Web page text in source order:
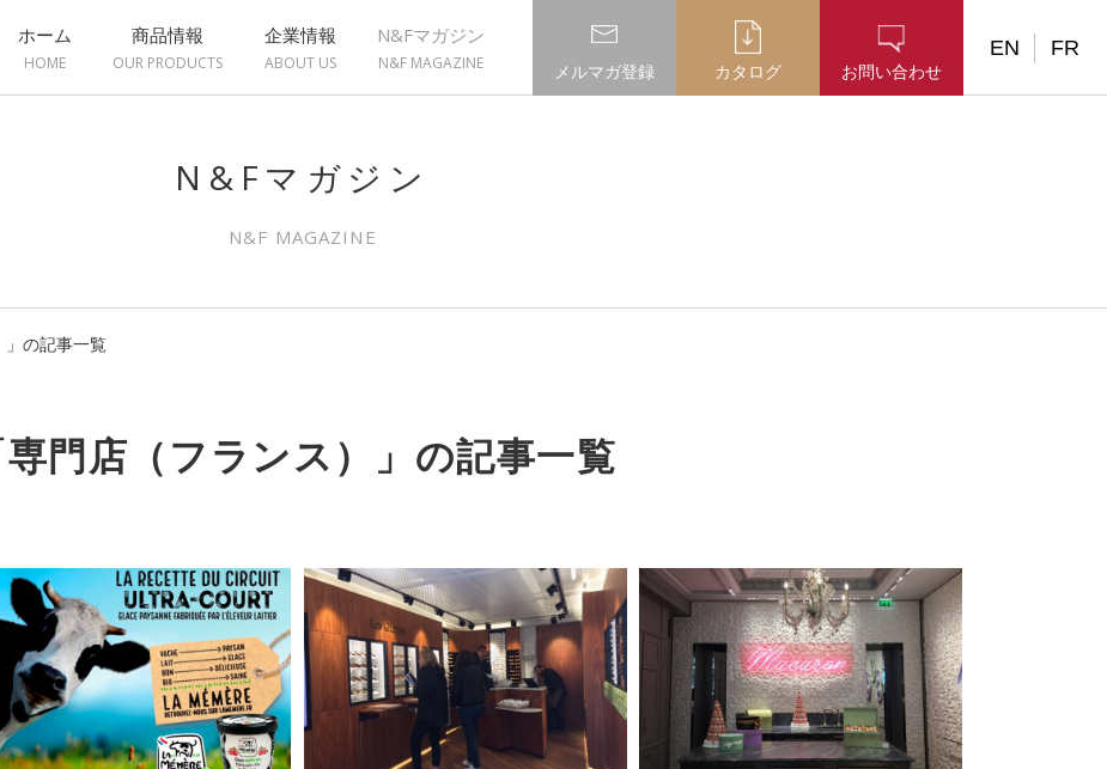
ホーム
HOME
商品情報
OUR PRODUCTS
企業情報
ABOUT US
N&Fマガジン
N&F MAGAZINE メルマガ登録 カタログ お問い合わせ
EN FR
N&Fマガジン
N&F MAGAZINE
」の記事一覧
専門店（フランス）」の記事一覧